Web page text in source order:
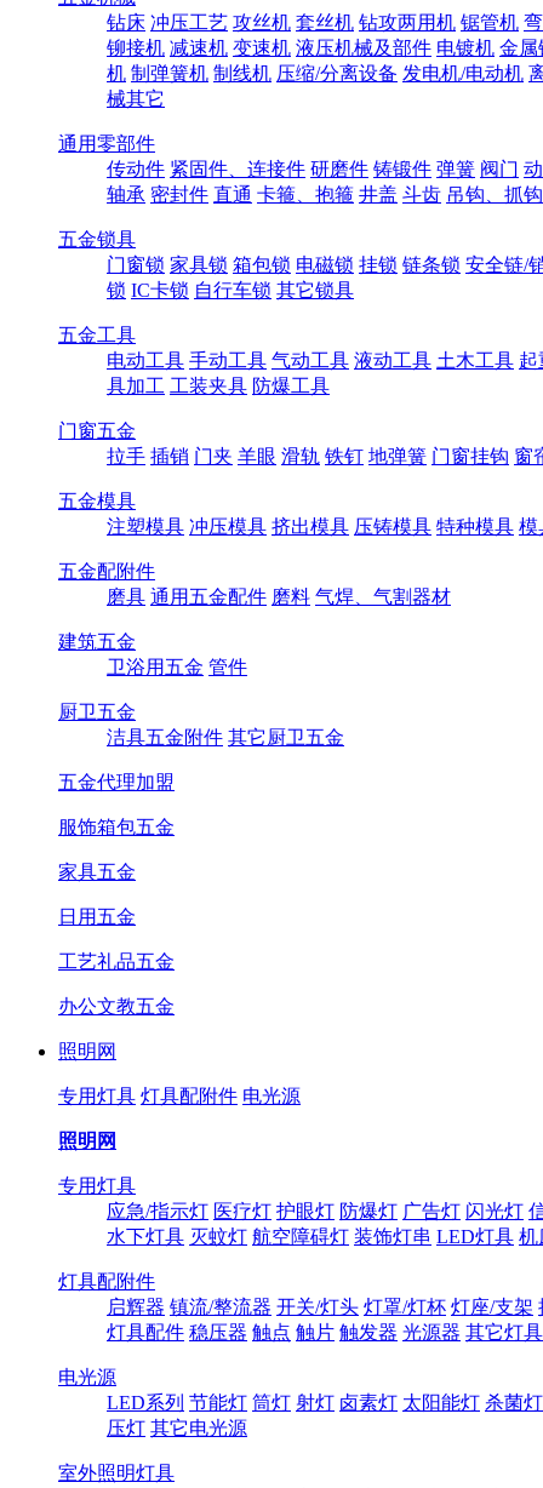
钻床 冲压工艺 攻丝机 套丝机 钻攻两用机 锯管机
铆接机 减速机 变速机 液压机械及部件 电镀机 金属
机 制弹簧机 制线机 压缩/分离设备 发电机/电动机
械其它
通用零部件
传动件 紧固件、连接件 研磨件 铸锻件 弹簧 阀门
轴承 密封件 直通 卡箍、抱箍 井盖 斗齿 吊钩、抓钩
五金锁具
门窗锁 家具锁 箱包锁 电磁锁 挂锁 链条锁 安全链/
锁 IC卡锁 自行车锁 其它锁具
五金工具
电动工具 手动工具 气动工具 液动工具 土木工具 起
具加工 工装夹具 防爆工具
门窗五金
拉手 插销 门夹 羊眼 滑轨 铁钉 地弹簧 门窗挂钩 窗
五金模具
注塑模具 冲压模具 挤出模具 压铸模具 特种模具 模
五金配附件
磨具 通用五金配件 磨料 气焊、气割器材
建筑五金
卫浴用五金 管件
厨卫五金
洁具五金附件 其它厨卫五金
五金代理加盟
服饰箱包五金
家具五金
日用五金
工艺礼品五金
办公文教五金
照明网
专用灯具 灯具配附件 电光源
照明网
专用灯具
应急/指示灯 医疗灯 护眼灯 防爆灯 广告灯 闪光灯
水下灯具 灭蚊灯 航空障碍灯 装饰灯串 LED灯具 机
灯具配附件
启辉器 镇流/整流器 开关/灯头 灯罩/灯杯 灯座/支架
灯具配件 稳压器 触点 触片 触发器 光源器 其它灯
电光源
LED系列 节能灯 筒灯 射灯 卤素灯 太阳能灯 杀菌灯
压灯 其它电光源
室外照明灯具